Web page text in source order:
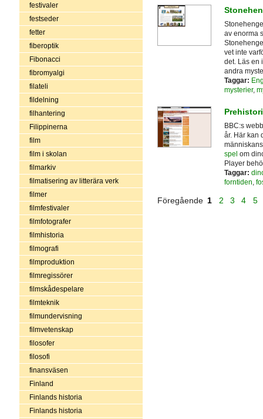
festivaler
festseder
fetter
fiberoptik
Fibonacci
fibromyalgi
filateli
fildelning
filhantering
Filippinerna
film
film i skolan
filmarkiv
filmatisering av litterära verk
filmer
filmfestivaler
filmfotografer
filmhistoria
filmografi
filmproduktion
filmregissörer
filmskådespelare
filmteknik
filmundervisning
filmvetenskap
filosofer
filosofi
finansväsen
Finland
Finlands historia
Finlands historia
av enorma
vet inte
det. Läs en
andra
Taggar:
mysterier,
BBC:s
år. Här kan
spel om
Player
Taggar:
forntiden
Föregående 1 2 3 4 5